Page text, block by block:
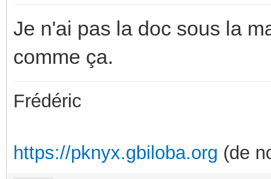
Je n'ai pas la doc sous la
comme ça.
Frédéric
https://pknyx.gbiloba.org (de